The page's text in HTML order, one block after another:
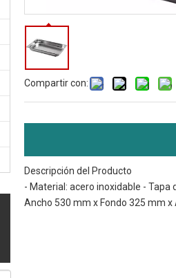
Compartir con:
Descripción del Producto
- Material: acero inoxidable -
Ancho 530 mm x Fondo 325 mm